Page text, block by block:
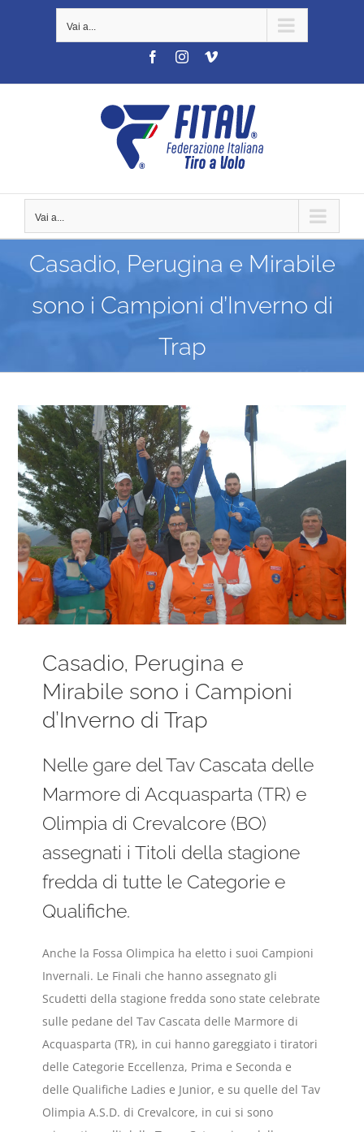
Vai a...
FacebookInstagramVimeo
Vai a...
Casadio, Perugina e Mirabile
sono i Campioni d’Inverno di
Trap
Ingrandisci
immagine
Casadio, Perugina e
Mirabile sono i Campioni
d’Inverno di Trap
Nelle gare del Tav Cascata delle
Marmore di Acquasparta (TR) e
Olimpia di Crevalcore (BO)
assegnati i Titoli della stagione
fredda di tutte le Categorie e
Qualifiche.
Anche la Fossa Olimpica ha eletto i suoi Campioni
Invernali. Le Finali che hanno assegnato gli
Scudetti della stagione fredda sono state celebrate
sulle pedane del Tav Cascata delle Marmore di
Acquasparta (TR), in cui hanno gareggiato i tiratori
delle Categorie Eccellenza, Prima e Seconda e
delle Qualifiche Ladies e Junior, e su quelle del Tav
Olimpia A.S.D. di Crevalcore, in cui si sono